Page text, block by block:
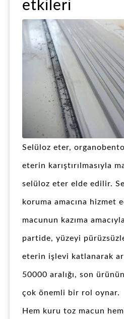
etkileri
Selüloz eter,
eterin karıştırılmasıyla
selüloz eter elde edilir.
koruma amacına hizmet
macunun kazıma
partide, yüzeyi
eterin işlevi katlanarak
50000 aralığı, son
çok önemli bir rol oynar.
Hem kuru toz macun